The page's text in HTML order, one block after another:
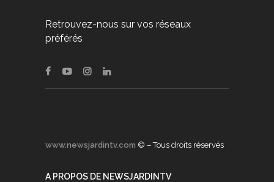
Retrouvez-nous sur vos réseaux
préférés
www.newsjardintv.com © – Tous droits réservés
A PROPOS DE NEWSJARDINTV